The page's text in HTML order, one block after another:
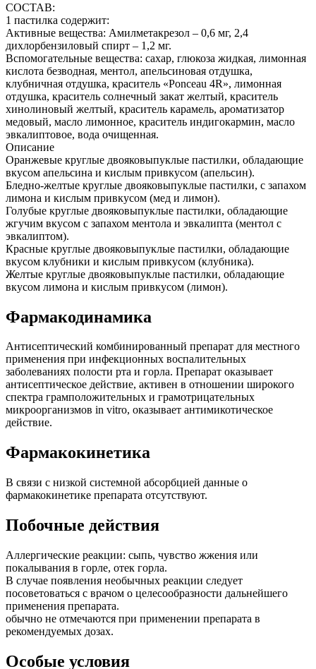
СОСТАВ:
1 пастилка содержит:
Активные вещества: Амилметакрезол – 0,6 мг, 2,4
дихлорбензиловый спирт – 1,2 мг.
Вспомогательные вещества: сахар, глюкоза жидкая, лимонная
кислота безводная, ментол, апельсиновая отдушка,
клубничная отдушка, краситель «Ponceau 4R», лимонная
отдушка, краситель солнечный закат желтый, краситель
хинолиновый желтый, краситель карамель, ароматизатор
медовый, масло лимонное, краситель индигокармин, масло
эвкалиптовое, вода очищенная.
Описание
Оранжевые круглые двояковыпуклые пастилки, обладающие
вкусом апельсина и кислым привкусом (апельсин).
Бледно-желтые круглые двояковыпуклые пастилки, с запахом
лимона и кислым привкусом (мед и лимон).
Голубые круглые двояковыпуклые пастилки, обладающие
жгучим вкусом с запахом ментола и эвкалипта (ментол с
эвкалиптом).
Красные круглые двояковыпуклые пастилки, обладающие
вкусом клубники и кислым привкусом (клубника).
Желтые круглые двояковыпуклые пастилки, обладающие
вкусом лимона и кислым привкусом (лимон).
Фармакодинамика
Антисептический комбинированный препарат для местного
применения при инфекционных воспалительных
заболеваниях полости рта и горла. Препарат оказывает
антисептическое действие, активен в отношении широкого
спектра грамположительных и грамотрицательных
микроорганизмов in vitro, оказывает антимикотическое
действие.
Фармакокинетика
В связи с низкой системной абсорбцией данные о
фармакокинетике препарата отсутствуют.
Побочные действия
Аллергические реакции: сыпь, чувство жжения или
покалывания в горле, отек горла.
В случае появления необычных реакции следует
посоветоваться с врачом о целесообразности дальнейшего
применения препарата.
обычно не отмечаются при применении препарата в
рекомендуемых дозах.
Особые условия